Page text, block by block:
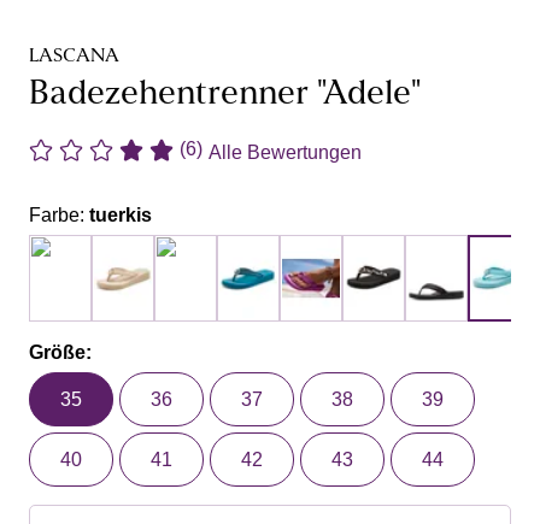
LASCANA
Badezehentrenner "Adele"
(6) Alle Bewertungen
Farbe: tuerkis
Größe:
35 36 37 38 39
40 41 42 43 44